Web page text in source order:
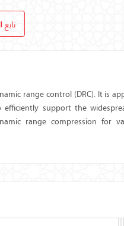
range control (DRC). It is
efficiently support the
range compression for